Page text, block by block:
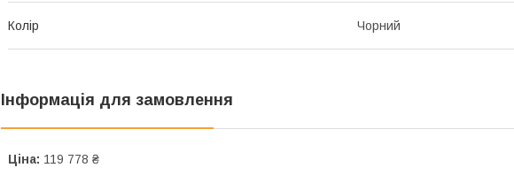
Колір Чорний
Інформація для замовлення
Ціна: 119 778 ₴